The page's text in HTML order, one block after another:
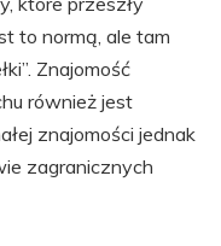
to normą, ale tam
Znajomość
również jest
znajomości jednak
zagranicznych